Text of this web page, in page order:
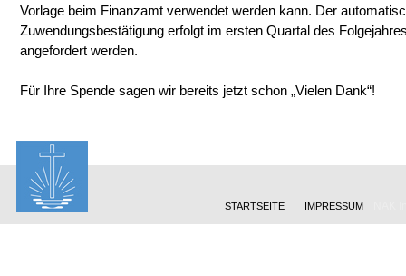
Vorlage beim Finanzamt verwendet werden kann. Der
Zuwendungsbestätigung erfolgt im ersten Quartal des
angefordert werden.
Für Ihre Spende sagen wir bereits jetzt schon „Vielen Dank“!
STARTSEITE IMPRESSUM